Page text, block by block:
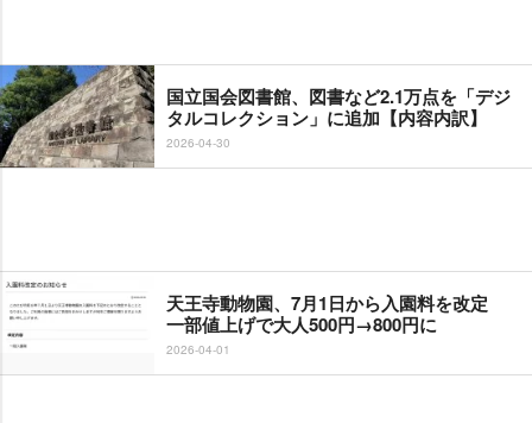
国立国会図書館、図書など2.1万点を「デジ
タルコレクション」に追加【内容内訳】
2026-04-30
天王寺動物園、7月1日から入園料を改定
一部値上げで大人500円→800円に
2026-04-01